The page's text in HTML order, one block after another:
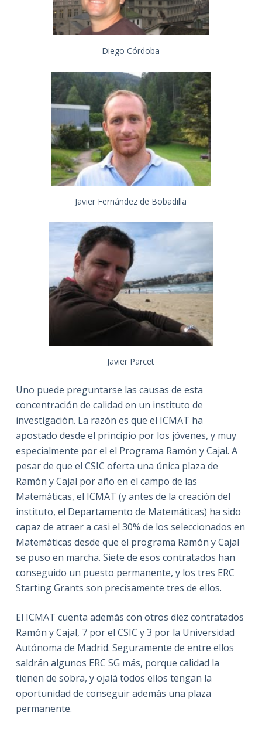
Diego Córdoba
Javier Fernández de Bobadilla
Javier Parcet
Uno puede preguntarse las causas de esta
concentración de calidad en un instituto de
investigación. La razón es que el ICMAT ha
apostado desde el principio por los jóvenes, y muy
especialmente por el el Programa Ramón y Cajal. A
pesar de que el CSIC oferta una única plaza de
Ramón y Cajal por año en el campo de las
Matemáticas, el ICMAT (y antes de la creación del
instituto, el Departamento de Matemáticas) ha sido
capaz de atraer a casi el 30% de los seleccionados en
Matemáticas desde que el programa Ramón y Cajal
se puso en marcha. Siete de esos contratados han
conseguido un puesto permanente, y los tres ERC
Starting Grants son precisamente tres de ellos.
El ICMAT cuenta además con otros diez contratados
Ramón y Cajal, 7 por el CSIC y 3 por la Universidad
Autónoma de Madrid. Seguramente de entre ellos
saldrán algunos ERC SG más, porque calidad la
tienen de sobra, y ojalá todos ellos tengan la
oportunidad de conseguir además una plaza
permanente.